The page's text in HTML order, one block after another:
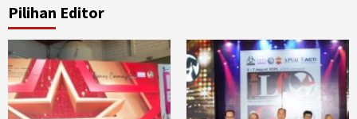
Pilihan Editor